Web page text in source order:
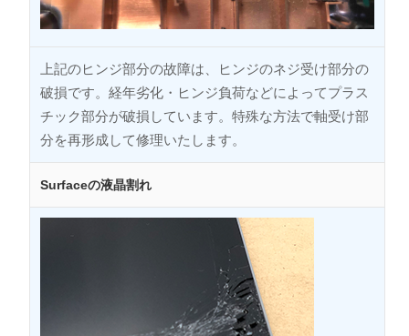
上記のヒンジ部分の故障は、ヒンジのネジ受け部分の
破損です。経年劣化・ヒンジ負荷などによってプラス
チック部分が破損しています。特殊な方法で軸受け部
分を再形成して修理いたします。
Surfaceの液晶割れ